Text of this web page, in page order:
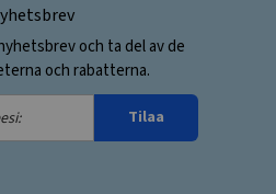
och ta del av de
och rabatterna.
Tilaa